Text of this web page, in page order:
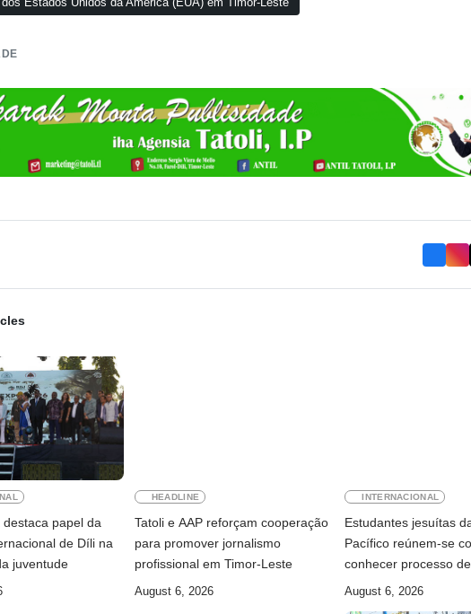
destaca papel da
de Díli na
juventude
HEADLINE
Tatoli e AAP reforçam cooperação
para promover jornalismo
profissional em Timor-Leste
August 6, 2026
INTERNACIONAL
Estudantes jesuítas
Pacífico reúnem-se
conhecer processo
August 6, 2026